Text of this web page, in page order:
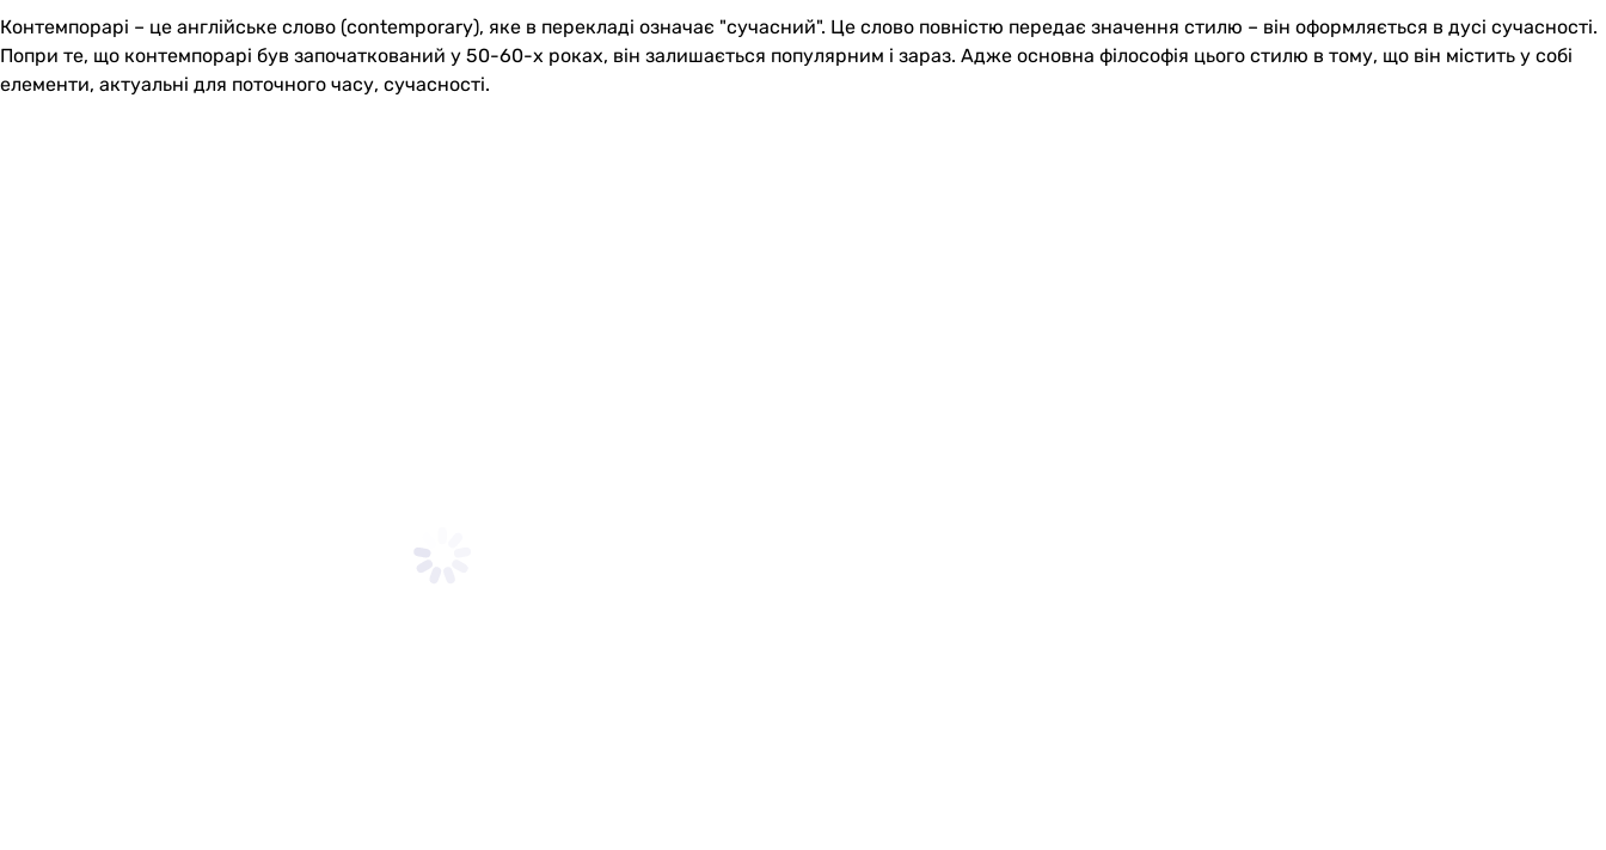
Контемпорарі – це англійське слово (contemporary), яке в перекладі означає "сучасний". Це слово повністю передає значення стилю – він оформляється в дусі сучасності.
Попри те, що контемпорарі був започаткований у 50-60-х роках, він залишається популярним і зараз. Адже основна філософія цього стилю в тому, що він містить у собі
елементи, актуальні для поточного часу, сучасності.